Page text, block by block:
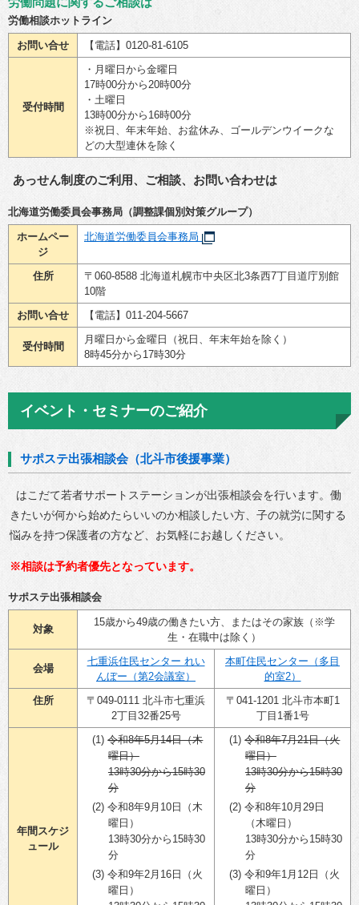
労働相談ホットライン
お問い合せ 【電話】0120-81-6105
受付時間
・月曜日から金曜日
17時00分から20時00分
・土曜日
13時00分から16時00分
※祝日、年末年始、お盆休み、ゴールデンウイークな
どの大型連休を除く
あっせん制度のご利用、ご相談、お問い合わせは
北海道労働委員会事務局（調整課個別対策グループ）
ホームペー
ジ
北海道労働委員会事務局
住所
〒060-8588 北海道札幌市中央区北3条西7丁目道庁別館
10階
お問い合せ
【電話】011-204-5667
受付時間
月曜日から金曜日（祝日、年末年始を除く）
8時45分から17時30分
イベント・セミナーのご紹介
サポステ出張相談会（北斗市後援事業）
はこだて若者サポートステーションが出張相談会を行います。働
きたいが何から始めたらいいのか相談したい方、子の就労に関する
悩みを持つ保護者の方など、お気軽にお越しください。
※相談は予約者優先となっています。
サポステ出張相談会
対象
15歳から49歳の働きたい方、またはその家族（※学
生・在職中は除く）
会場
七重浜住民センター れい
んぼー（第2会議室）
本町住民センター（多目
的室2）
住所
〒049-0111 北斗市七重浜
2丁目32番25号
〒041-1201 北斗市本町1
丁目1番1号
年間スケジ
ュール
令和8年5月14日（木
曜日）
13時30分から15時30
分
令和8年9月10日（木
曜日）
13時30分から15時30
分
令和9年2月16日（火
曜日）
令和8年7月21日（火
曜日）
13時30分から15時30
分
令和8年10月29日
（木曜日）
13時30分から15時30
分
令和9年1月12日（火
曜日）